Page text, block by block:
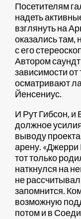
Посетителям
надеть
взглянуть на
оказались там,
с его
Автором
зависимости от
осматривают
Йенсениус.
И Рут Гибсон,
должное
выводу
арену. «Джерри
тот только
наткнулся на
не
запомнится.
возможную
потом и в